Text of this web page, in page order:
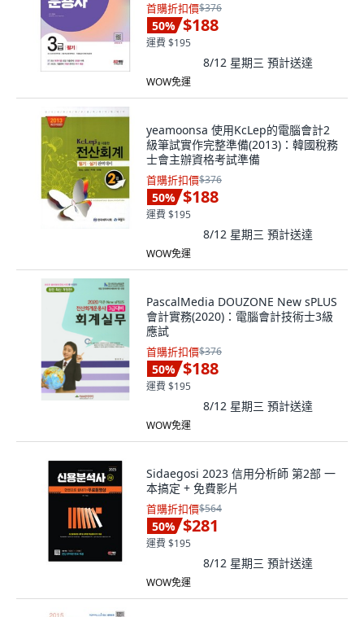
首購折扣價$376
50% $188
運費 $195
8/12 星期三 預計送達
WOW免運
yeamoonsa 使用KcLep的電腦會計2
級筆試實作完整準備(2013)：韓國稅務
士會主辦資格考試準備
首購折扣價$376
50% $188
運費 $195
8/12 星期三 預計送達
WOW免運
PascalMedia DOUZONE New sPLUS
會計實務(2020)：電腦會計技術士3級
應試
首購折扣價$376
50% $188
運費 $195
8/12 星期三 預計送達
WOW免運
Sidaegosi 2023 信用分析師 第2部 一
本搞定 + 免費影片
首購折扣價$564
50% $281
運費 $195
8/12 星期三 預計送達
WOW免運